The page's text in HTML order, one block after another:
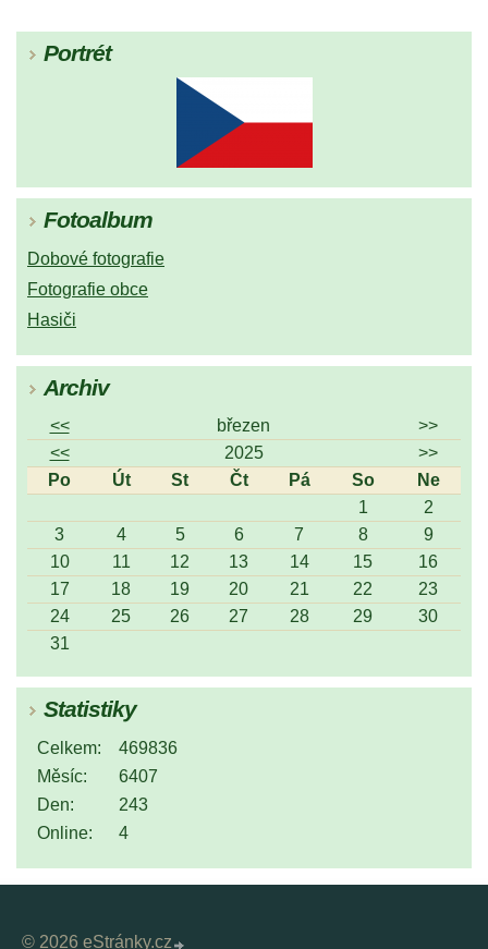
Portrét
Fotoalbum
Dobové fotografie
Fotografie obce
Hasiči
Archiv
<< březen
>>
<<
2025
>>
Po
Út St Čt Pá So
Ne
1
2
3
4 5 6 7 8
9
10
11 12 13 14 15
16
17
18 19 20 21 22
23
24
25 26 27 28 29
30
31
Statistiky
Online: 4
Celkem:
469836
Měsíc:
6407
Den:
243
© 2026 eStránky.cz